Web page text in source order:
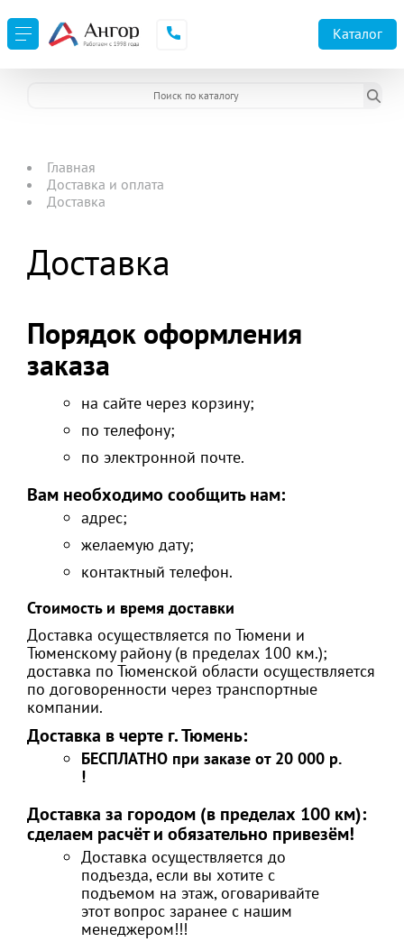
Каталог
Главная
Доставка и оплата
Доставка
Доставка
Порядок оформления
заказа
на сайте через корзину;
по телефону;
по электронной почте.
Вам необходимо сообщить нам:
адрес;
желаемую дату;
контактный телефон.
Стоимость и время доставки
Доставка осуществляется по Тюмени и
Тюменскому району (в пределах 100 км.);
доставка по Тюменской области осуществляется
по договоренности через транспортные
компании.
Доставка в черте г. Тюмень:
БЕСПЛАТНО при заказе от 20 000 р.
!
Доставка за городом (в пределах 100 км):
сделаем расчёт и обязательно привезём!
Доставка осуществляется до
подъезда, если вы хотите с
подъемом на этаж, оговаривайте
этот вопрос заранее с нашим
менеджером!!!